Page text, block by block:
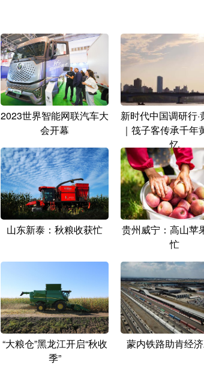
2023世界智能网联汽车大
会开幕
新时代中国调研行·
｜筏子客传承千年
忆
山东新泰：秋粮收获忙
贵州威宁：高山苹
忙
“大粮仓”黑龙江开启“秋收
季”
蒙内铁路助肯经